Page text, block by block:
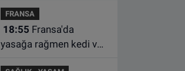
istasyonunda unuttu
FRANSA
18:55
yasağa rağmen kedi ve